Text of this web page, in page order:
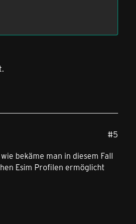
#5
bekäme man in diesem Fall
Esim Profilen ermöglicht